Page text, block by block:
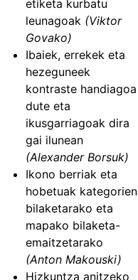
etiketa kurbatu
leunagoak (Viktor
Govako)
Ibaiek, errekek eta
hezeguneek
kontraste handiagoa
dute eta
ikusgarriagoak dira
gai ilunean
(Alexander Borsuk)
Ikono berriak eta
hobetuak kategorien
bilaketarako eta
mapako bilaketa-
emaitzetarako
(Anton Makouski)
Hizkuntza anitzeko